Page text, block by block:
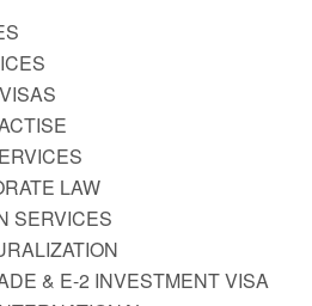
LAW
SERVICES
& E-2 INVESTMENT VISA